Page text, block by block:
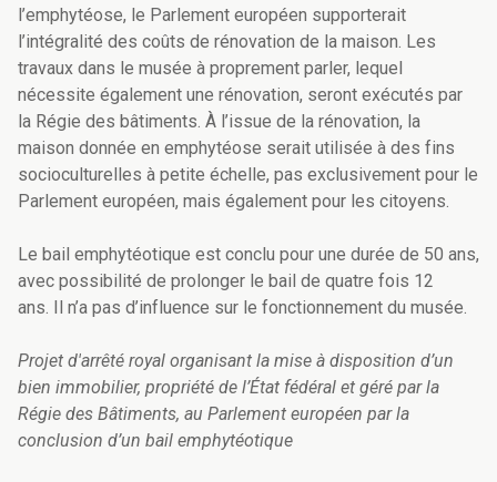
l’emphytéose, le Parlement européen supporterait
l’intégralité des coûts de rénovation de la maison. Les
travaux dans le musée à proprement parler, lequel
nécessite également une rénovation, seront exécutés par
la Régie des bâtiments. À l’issue de la rénovation, la
maison donnée en emphytéose serait utilisée à des fins
socioculturelles à petite échelle, pas exclusivement pour le
Parlement européen, mais également pour les citoyens.
Le bail emphytéotique est conclu pour une durée de 50 ans,
avec possibilité de prolonger le bail de quatre fois 12
ans. Il n’a pas d’influence sur le fonctionnement du musée.
Projet d'arrêté royal organisant la mise à disposition d’un
bien immobilier, propriété de l’État fédéral et géré par la
Régie des Bâtiments, au Parlement européen par la
conclusion d’un bail emphytéotique